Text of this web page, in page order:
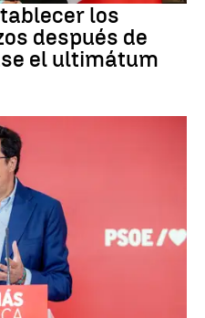
los
después de
el ultimátum